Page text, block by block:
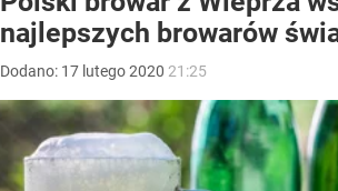
najlepszych browarów
Dodano: 17 lutego2020 21:25